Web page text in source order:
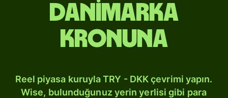
Danimarka
kronuna
Reel piyasa kuruyla TRY - DKK çevrimi yapın.
Wise, bulunduğunuz yerin yerlisi gibi para